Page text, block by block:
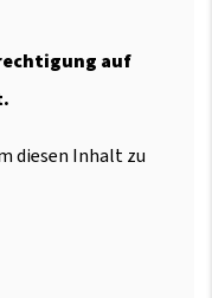
auf
diesen Inhalt zu